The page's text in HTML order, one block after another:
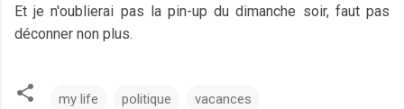
Et je n'oublierai pas la pin-up du dimanche soir, faut pas
déconner non plus.
my life politique vacances